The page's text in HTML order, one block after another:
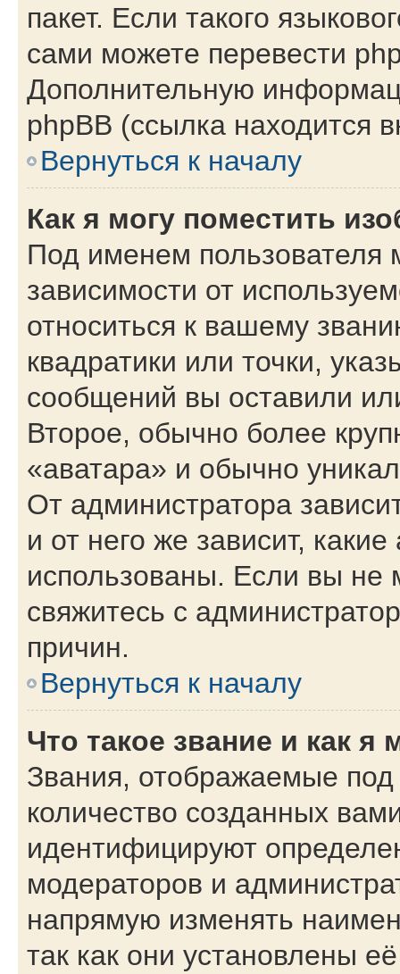
пакет. Если такого
сами можете перевести
Дополнительную
phpBB (ссылка находится
Вернуться к началу
Как я могу поместить
Под именем пользователя
зависимости от
относиться к вашему
квадратики или точки,
сообщений вы оставили
Второе, обычно более
«аватара» и обычно
От администратора
и от него же зависит,
использованы. Если вы не
свяжитесь с
причин.
Вернуться к началу
Что такое звание и как я
Звания, отображаемые
количество созданных
идентифицируют
модераторов и
напрямую изменять
так как они установлены